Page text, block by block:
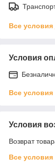
Все условия
Условия
Все
Условия
Возврат
Все условия